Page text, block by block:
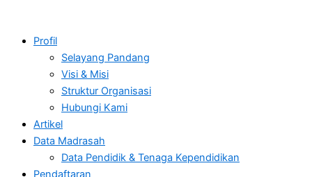
Profil
Selayang Pandang
Visi & Misi
Struktur Organisasi
Hubungi Kami
Artikel
Data Madrasah
Data Pendidik & Tenaga Kependidikan
Pendaftaran